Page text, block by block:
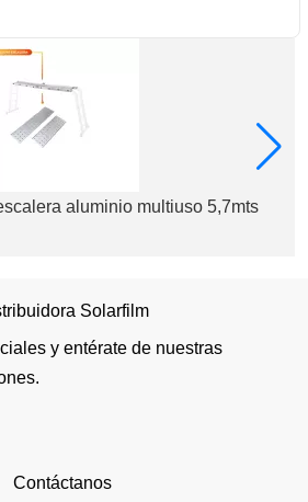
aluminio multiuso 5,7mts
Solarfilm
y entérate de nuestras
Contáctanos